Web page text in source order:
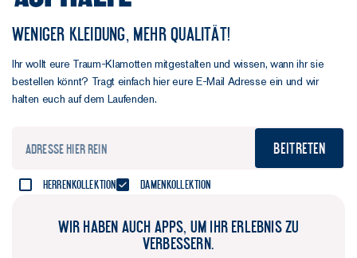
WENIGER KLEIDUNG, MEHR QUALITÄT!
Ihr wollt eure Traum-Klamotten mitgestalten und wissen, wann ihr sie
bestellen könnt? Tragt einfach hier eure E-Mail Adresse ein und wir
halten euch auf dem Laufenden.
Beitreten
Herrenkollektion Damenkollektion
WIR HABEN AUCH APPS, UM IHR ERLEBNIS ZU
VERBESSERN.